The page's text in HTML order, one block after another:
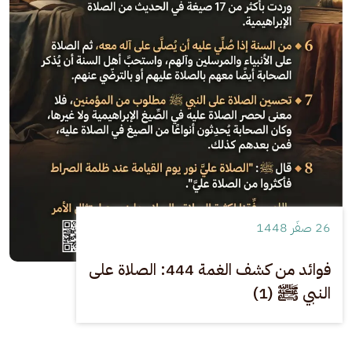
26 صفَر 1448
فوائد من كشف الغمة 444: الصلاة على
النبي ﷺ (1)